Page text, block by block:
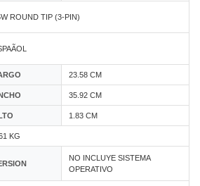
ROUND TIP (3-PIN)
23.58 CM
35.92 CM
1.83 CM
KG
NO INCLUYE SISTEMA
OPERATIVO